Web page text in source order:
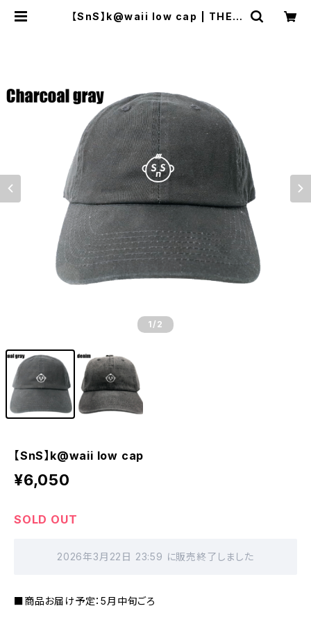
【SnS】k@waii low cap | THEE
1 /2
【SnS】k@waii low cap
¥6,050
SOLD OUT
2026年3月22日 23:59 に販売終了しました
■商品お届け予定：5月中旬ごろ